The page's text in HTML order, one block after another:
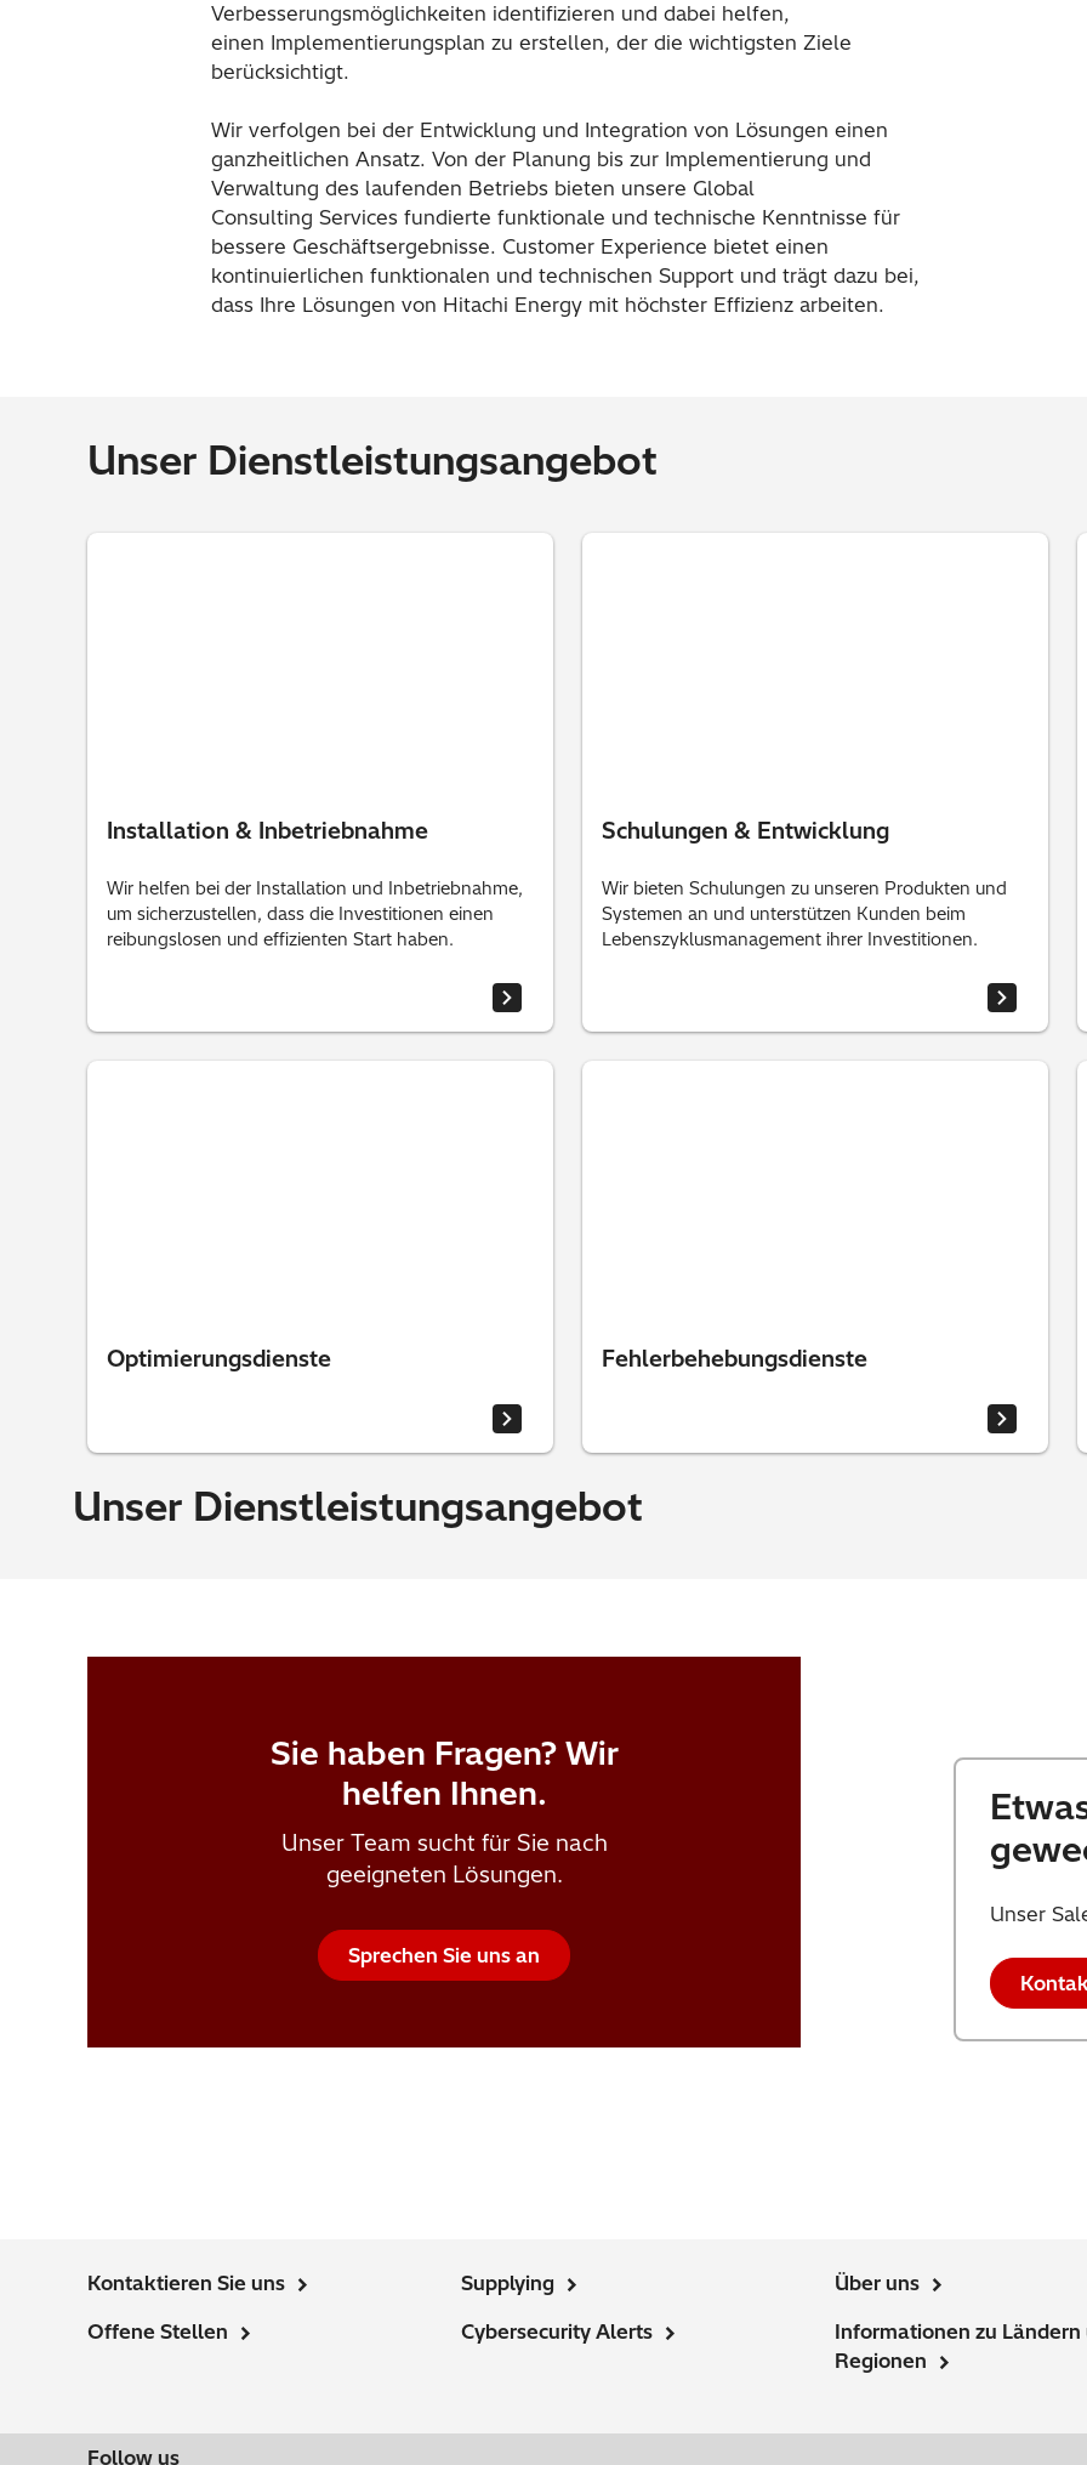
Verbesserungsmöglichkeiten identifizieren und dabei helfen,
einen Implementierungsplan zu erstellen, der die wichtigsten Ziele
berücksichtigt.
Wir verfolgen bei der Entwicklung und Integration von Lösungen einen
ganzheitlichen Ansatz. Von der Planung bis zur Implementierung und
Verwaltung des laufenden Betriebs bieten unsere Global
Consulting Services fundierte funktionale und technische Kenntnisse für
bessere Geschäftsergebnisse. Customer Experience bietet einen
kontinuierlichen funktionalen und technischen Support und trägt dazu bei,
dass Ihre Lösungen von Hitachi Energy mit höchster Effizienz arbeiten.
Unser Dienstleistungsangebot
Installation & Inbetriebnahme
Wir helfen bei der Installation und Inbetriebnahme,
um sicherzustellen, dass die Investitionen einen
reibungslosen und effizienten Start haben.
Schulungen & Entwicklung
Wir bieten Schulungen zu unseren Produkten und
Systemen an und unterstützen Kunden beim
Lebenszyklusmanagement ihrer Investitionen.
Optimierungsdienste Fehlerbehebungsdienste
Unser Dienstleistungsangebot
Sie haben Fragen? Wir
helfen Ihnen.
Unser Team sucht für Sie nach
geeigneten Lösungen.
Sprechen Sie uns an
Unser
Kontaktieren Sie uns
Offene Stellen
Supplying
Cybersecurity Alerts
Über uns
Informationen zu Ländern
Regionen
Follow us